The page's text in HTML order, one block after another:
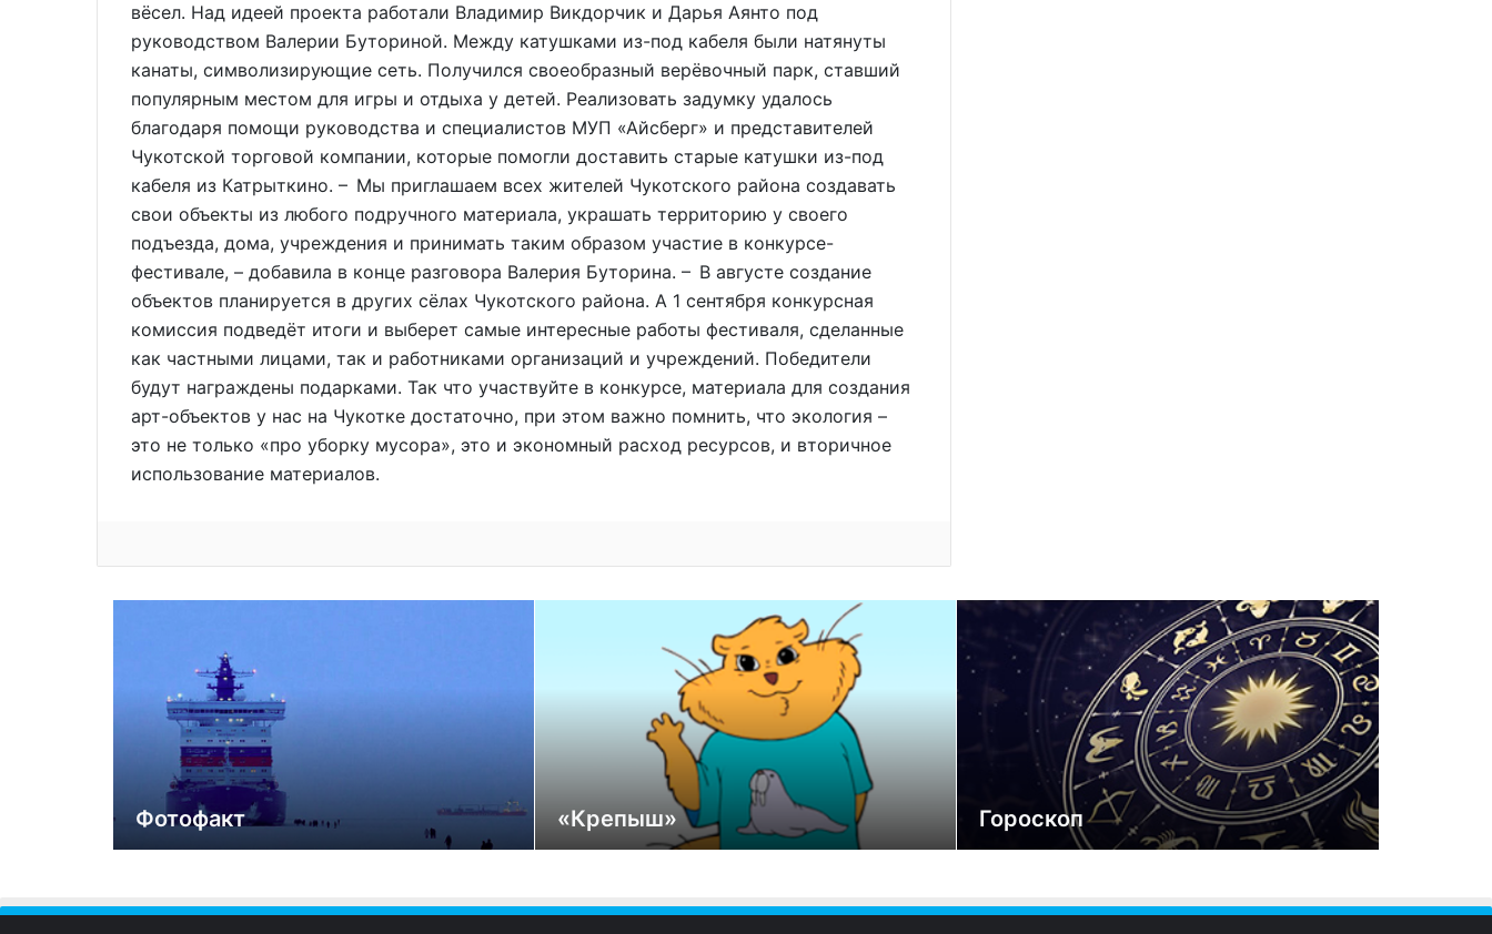
вёсел. Над идеей проекта работали Владимир Викдорчик и Дарья Аянто под
руководством Валерии Буториной. Между катушками из-под кабеля были натянуты
канаты, символизирующие сеть. Получился своеобразный верёвочный парк, ставший
популярным местом для игры и отдыха у детей. Реализовать задумку удалось
благодаря помощи руководства и специалистов МУП «Айсберг» и представителей
Чукотской торговой компании, которые помогли доставить старые катушки из-под
кабеля из Катрыткино. – Мы приглашаем всех жителей Чукотского района создавать
свои объекты из любого подручного материала, украшать территорию у своего
подъезда, дома, учреждения и принимать таким образом участие в конкурсе-
фестивале, – добавила в конце разговора Валерия Буторина. – В августе создание
объектов планируется в других сёлах Чукотского района. А 1 сентября конкурсная
комиссия подведёт итоги и выберет самые интересные работы фестиваля, сделанные
как частными лицами, так и работниками организаций и учреждений. Победители
будут награждены подарками. Так что участвуйте в конкурсе, материала для создания
арт-объектов у нас на Чукотке достаточно, при этом важно помнить, что экология –
это не только «про уборку мусора», это и экономный расход ресурсов, и вторичное
использование материалов.
Фотофакт «Крепыш» Гороскоп